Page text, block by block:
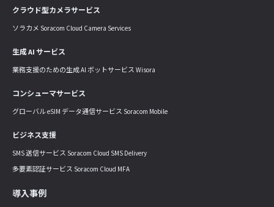
クラウド型カメラサービス
ソラカメ Soracom Cloud Camera Services
生成 AI サービス
業務支援のための生成 AI ボットサービス Wisora
コンシューマサービス
グローバル eSIM データ通信サービス Soracom Mobile
ビジネス支援
SMS 送信サービス Soracom Cloud SMS Delivery
多要素認証サービス Soracom Cloud MFA
導入事例